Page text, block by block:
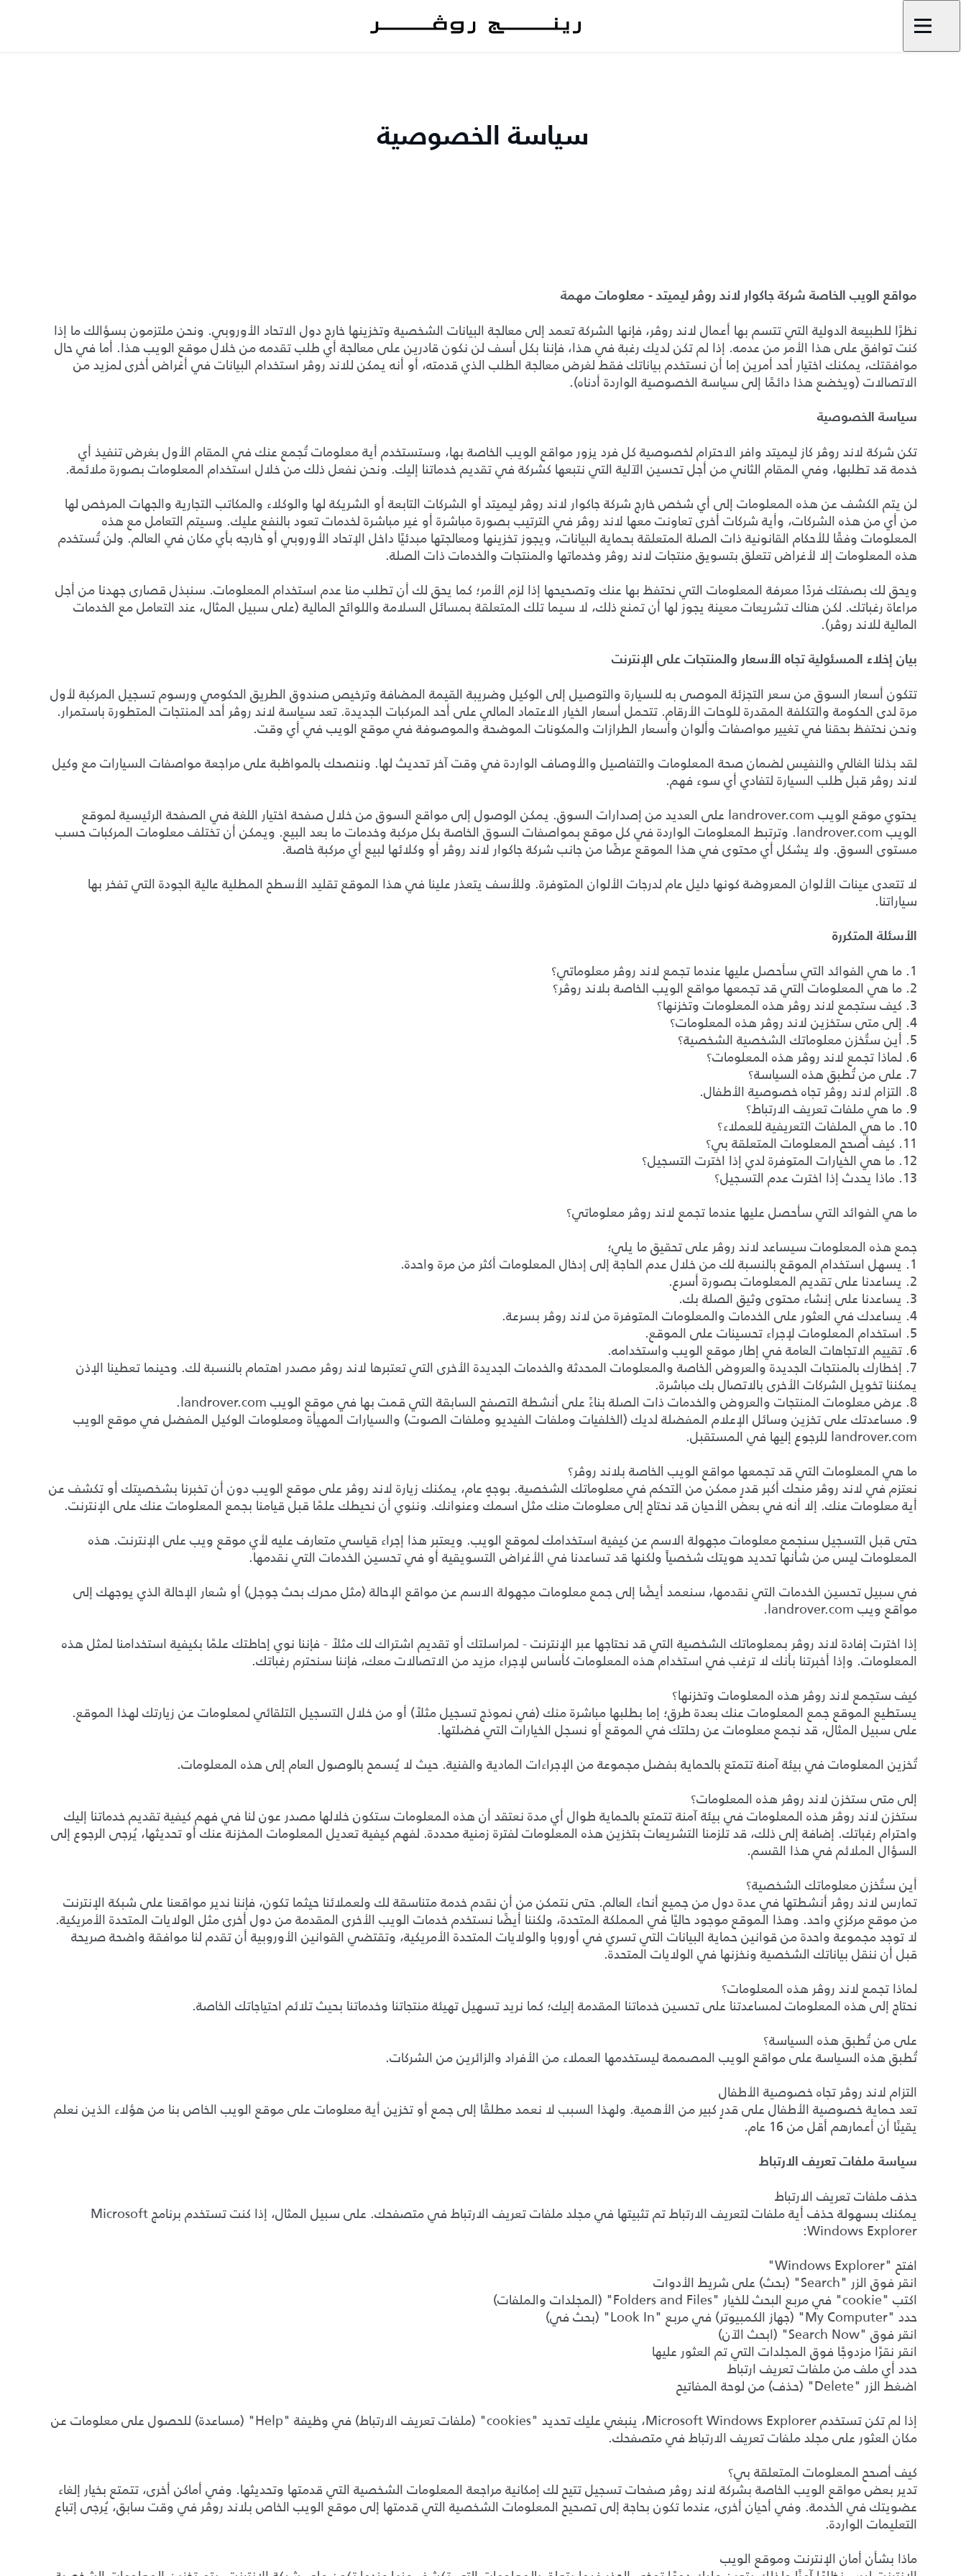
سياسة الخصوصية
مواقع الويب الخاصة شركة جاكوار لاند روڤر ليميتد - معلومات مهمة
نظرًا للطبيعة الدولية التي تتسم بها أعمال لاند روڤر، فإنها الشركة تعمد إلى معالجة البيانات الشخصية وتخزينها خارج دول الاتحاد الأوروبي. ونحن ملتزمون بسؤالك ما إذا
كنت توافق على هذا الأمر من عدمه. إذا لم تكن لديك رغبة في هذا، فإننا بكل أسف لن نكون قادرين على معالجة أي طلب تقدمه من خلال موقع الويب هذا. أما في حال
موافقتك، يمكنك اختيار أحد أمرين إما أن نستخدم بياناتك فقط لغرض معالجة الطلب الذي قدمته، أو أنه يمكن للاند روڤر استخدام البيانات في أغراض أخرى لمزيد من
الاتصالات (ويخضع هذا دائمًا إلى سياسة الخصوصية الواردة أدناه).
سياسة الخصوصية
تكن شركة لاند روڤر كاز ليميتد وافر الاحترام لخصوصية كل فرد يزور مواقع الويب الخاصة بها، وستستخدم أية معلومات تُجمع عنك في المقام الأول بغرض تنفيذ أي
خدمة قد تطلبها، وفي المقام الثاني من أجل تحسين الآلية التي نتبعها كشركة في تقديم خدماتنا إليك. ونحن نفعل ذلك من خلال استخدام المعلومات بصورة ملائمة.
لن يتم الكشف عن هذه المعلومات إلى أي شخص خارج شركة جاكوار لاند روڤر ليميتد أو الشركات التابعة أو الشريكة لها والوكلاء والمكاتب التجارية والجهات المرخص لها
من أي من هذه الشركات، وأية شركات أخرى تعاونت معها لاند روڤر في الترتيب بصورة مباشرة أو غير مباشرة لخدمات تعود بالنفع عليك. وسيتم التعامل مع هذه
المعلومات وفقًا للأحكام القانونية ذات الصلة المتعلقة بحماية البيانات، ويجوز تخزينها ومعالجتها مبدئيًا داخل الإتحاد الأوروبي أو خارجه بأي مكان في العالم. ولن تُستخدم
هذه المعلومات إلا لأغراض تتعلق بتسويق منتجات لاند روڤر وخدماتها والمنتجات والخدمات ذات الصلة.
ويحق لك بصفتك فردًا معرفة المعلومات التي نحتفظ بها عنك وتصحيحها إذا لزم الأمر؛ كما يحق لك أن تطلب منا عدم استخدام المعلومات. سنبذل قصارى جهدنا من أجل
مراعاة رغباتك. لكن هناك تشريعات معينة يجوز لها أن تمنع ذلك، لا سيما تلك المتعلقة بمسائل السلامة واللوائح المالية (على سبيل المثال، عند التعامل مع الخدمات
المالية للاند روڤر).
بيان إخلاء المسئولية تجاه الأسعار والمنتجات على الإنترنت
تتكون أسعار السوق من سعر التجزئة الموصى به للسيارة والتوصيل إلى الوكيل وضريبة القيمة المضافة وترخيص صندوق الطريق الحكومي ورسوم تسجيل المركبة لأول
مرة لدى الحكومة والتكلفة المقدرة للوحات الأرقام. تتحمل أسعار الخيار الاعتماد المالي على أحد المركبات الجديدة. تعد سياسة لاند روڤر أحد المنتجات المتطورة باستمرار.
ونحن نحتفظ بحقنا في تغيير مواصفات وألوان وأسعار الطرازات والمكونات الموضحة والموصوفة في موقع الويب في أي وقت.
لقد بذلنا الغالي والنفيس لضمان صحة المعلومات والتفاصيل والأوصاف الواردة في وقت آخر تحديث لها. وننصحك بالمواظبة على مراجعة مواصفات السيارات مع وكيل
لاند روڤر قبل طلب السيارة لتفادي أي سوء فهم.
يحتوي موقع الويب landrover.com على العديد من إصدارات السوق. يمكن الوصول إلى مواقع السوق من خلال صفحة اختيار اللغة في الصفحة الرئيسية لموقع
الويب landrover.com. وترتبط المعلومات الواردة في كل موقع بمواصفات السوق الخاصة بكل مركبة وخدمات ما بعد البيع. ويمكن أن تختلف معلومات المركبات حسب
مستوى السوق. ولا يشكل أي محتوى في هذا الموقع عرضًا من جانب شركة جاكوار لاند روڤر أو وكلائها لبيع أي مركبة خاصة.
لا تتعدى عينات الألوان المعروضة كونها دليل عام لدرجات الألوان المتوفرة. وللأسف يتعذر علينا في هذا الموقع تقليد الأسطح المطلية عالية الجودة التي تفخر بها
سياراتنا.
الأسئلة المتكررة
1. ما هي الفوائد التي سأحصل عليها عندما تجمع لاند روڤر معلوماتي؟
2. ما هي المعلومات التي قد تجمعها مواقع الويب الخاصة بلاند روڤر؟
3. كيف ستجمع لاند روڤر هذه المعلومات وتخزنها؟
4. إلى متى ستخزين لاند روڤر هذه المعلومات؟
5. أين ستُخزن معلوماتك الشخصية الشخصية؟
6. لماذا تجمع لاند روڤر هذه المعلومات؟
7. على من تُطبق هذه السياسة؟
8. التزام لاند روڤر تجاه خصوصية الأطفال.
9. ما هي ملفات تعريف الارتباط؟
10. ما هي الملفات التعريفية للعملاء؟
11. كيف أصحح المعلومات المتعلقة بي؟
12. ما هي الخيارات المتوفرة لدي إذا اخترت التسجيل؟
13. ماذا يحدث إذا اخترت عدم التسجيل؟
ما هي الفوائد التي سأحصل عليها عندما تجمع لاند روڤر معلوماتي؟
جمع هذه المعلومات سيساعد لاند روڤر على تحقيق ما يلي؛
1. يسهل استخدام الموقع بالنسبة لك من خلال عدم الحاجة إلى إدخال المعلومات أكثر من مرة واحدة.
2. يساعدنا على تقديم المعلومات بصورة أسرع.
3. يساعدنا على إنشاء محتوى وثيق الصلة بك.
4. يساعدك في العثور على الخدمات والمعلومات المتوفرة من لاند روڤر بسرعة.
5. استخدام المعلومات لإجراء تحسينات على الموقع.
6. تقييم الاتجاهات العامة في إطار موقع الويب واستخدامه.
7. إخطارك بالمنتجات الجديدة والعروض الخاصة والمعلومات المحدثة والخدمات الجديدة الأخرى التي تعتبرها لاند روڤر مصدر اهتمام بالنسبة لك. وحينما تعطينا الإذن
يمكننا تخويل الشركات الأخرى بالاتصال بك مباشرة.
8. عرض معلومات المنتجات والعروض والخدمات ذات الصلة بناءً على أنشطة التصفح السابقة التي قمت بها في موقع الويب landrover.com.
9. مساعدتك على تخزين وسائل الإعلام المفضلة لديك (الخلفيات وملفات الفيديو وملفات الصوت) والسيارات المهيأة ومعلومات الوكيل المفضل في موقع الويب
landrover.com للرجوع إليها في المستقبل.
ما هي المعلومات التي قد تجمعها مواقع الويب الخاصة بلاند روڤر؟
نعتزم في لاند روڤر منحك أكبر قدرٍ ممكن من التحكم في معلوماتك الشخصية. بوجهٍ عام، يمكنك زيارة لاند روڤر على موقع الويب دون أن تخبرنا بشخصيتك أو تكشف عن
أية معلومات عنك. إلا أنه في بعض الأحيان قد نحتاج إلى معلومات منك مثل اسمك وعنوانك. وننوي أن نحيطك علمًا قبل قيامنا بجمع المعلومات عنك على الإنترنت.
حتى قبل التسجيل سنجمع معلومات مجهولة الاسم عن كيفية استخدامك لموقع الويب. ويعتبر هذا إجراء قياسي متعارف عليه لأي موقع ويب على الإنترنت. هذه
المعلومات ليس من شأنها تحديد هويتك شخصياً ولكنها قد تساعدنا في الأغراض التسويقية أو في تحسين الخدمات التي نقدمها.
في سبيل تحسين الخدمات التي نقدمها، سنعمد أيضًا إلى جمع معلومات مجهولة الاسم عن مواقع الإحالة (مثل محرك بحث جوجل) أو شعار الإحالة الذي يوجهك إلى
مواقع ويب landrover.com.
إذا اخترت إفادة لاند روڤر بمعلوماتك الشخصية التي قد نحتاجها عبر الإنترنت - لمراسلتك أو تقديم اشتراك لك مثلاً - فإننا نوي إحاطتك علمًا بكيفية استخدامنا لمثل هذه
المعلومات. وإذا أخبرتنا بأنك لا ترغب في استخدام هذه المعلومات كأساس لإجراء مزيد من الاتصالات معك، فإننا سنحترم رغباتك.
كيف ستجمع لاند روڤر هذه المعلومات وتخزنها؟
يستطيع الموقع جمع المعلومات عنك بعدة طرق؛ إما بطلبها مباشرة منك (في نموذج تسجيل مثلاً) أو من خلال التسجيل التلقائي لمعلومات عن زيارتك لهذا الموقع.
على سبيل المثال، قد نجمع معلومات عن رحلتك في الموقع أو نسجل الخيارات التي فضلتها.
تُخزين المعلومات في بيئة آمنة تتمتع بالحماية بفضل مجموعة من الإجراءات المادية والفنية. حيث لا يُسمح بالوصول العام إلى هذه المعلومات.
إلى متى ستخزن لاند روڤر هذه المعلومات؟
ستخزن لاند روڤر هذه المعلومات في بيئة آمنة تتمتع بالحماية طوال أي مدة نعتقد أن هذه المعلومات ستكون خلالها مصدر عون لنا في فهم كيفية تقديم خدماتنا إليك
واحترام رغباتك. إضافة إلى ذلك، قد تلزمنا التشريعات بتخزين هذه المعلومات لفترة زمنية محددة. لفهم كيفية تعديل المعلومات المخزنة عنك أو تحديثها، يُرجى الرجوع إلى
السؤال الملائم في هذا القسم.
أين ستُخزن معلوماتك الشخصية؟
تمارس لاند روڤر أنشطتها في عدة دول من جميع أنحاء العالم. حتى نتمكن من أن نقدم خدمة متناسقة لك ولعملائنا حيثما تكون، فإننا ندير مواقعنا على شبكة الإنترنت
من موقع مركزي واحد. وهذا الموقع موجود حاليًا في المملكة المتحدة، ولكننا أيضًا نستخدم خدمات الويب الأخرى المقدمة من دول أخرى مثل الولايات المتحدة الأمريكية.
لا توجد مجموعة واحدة من قوانين حماية البيانات التي تسري في أوروبا والولايات المتحدة الأمريكية، وتقتضي القوانين الأوروبية أن تقدم لنا موافقة واضحة صريحة
قبل أن ننقل بياناتك الشخصية ونخزنها في الولايات المتحدة.
لماذا تجمع لاند روڤر هذه المعلومات؟
نحتاج إلى هذه المعلومات لمساعدتنا على تحسين خدماتنا المقدمة إليك؛ كما نريد تسهيل تهيئة منتجاتنا وخدماتنا بحيث تلائم احتياجاتك الخاصة.
على من تُطبق هذه السياسة؟
تُطبق هذه السياسة على مواقع الويب المصممة ليستخدمها العملاء من الأفراد والزائرين من الشركات.
التزام لاند روڤر تجاه خصوصية الأطفال
تعد حماية خصوصية الأطفال على قدرٍ كبير من الأهمية. ولهذا السبب لا نعمد مطلقًا إلى جمع أو تخزين أية معلومات على موقع الويب الخاص بنا من هؤلاء الذين نعلم
يقينًا أن أعمارهم أقل من 16 عام.
سياسة ملفات تعريف الارتباط
حذف ملفات تعريف الارتباط
يمكنك بسهولة حذف أية ملفات لتعريف الارتباط تم تثبيتها في مجلد ملفات تعريف الارتباط في متصفحك. على سبيل المثال، إذا كنت تستخدم برنامج Microsoft
Windows Explorer:
افتح "Windows Explorer"
انقر فوق الزر "Search" (بحث) على شريط الأدوات
اكتب "cookie" في مربع البحث للخيار "Folders and Files" (المجلدات والملفات)
حدد "My Computer" (جهاز الكمبيوتر) في مربع "Look In" (بحث في)
انقر فوق "Search Now" (ابحث الآن)
انقر نقرًا مزدوجًا فوق المجلدات التي تم العثور عليها
حدد أي ملف من ملفات تعريف ارتباط
اضغط الزر "Delete" (حذف) من لوحة المفاتيح
إذا لم تكن تستخدم Microsoft Windows Explorer، ينبغي عليك تحديد "cookies" (ملفات تعريف الارتباط) في وظيفة "Help" (مساعدة) للحصول على معلومات عن
مكان العثور على مجلد ملفات تعريف الارتباط في متصفحك.
كيف أصحح المعلومات المتعلقة بي؟
تدير بعض مواقع الويب الخاصة بشركة لاند روڤر صفحات تسجيل تتيح لك إمكانية مراجعة المعلومات الشخصية التي قدمتها وتحديثها. وفي أماكن أخرى، تتمتع بخيار إلغاء
عضويتك في الخدمة. وفي أحيان أخرى، عندما تكون بحاجة إلى تصحيح المعلومات الشخصية التي قدمتها إلى موقع الويب الخاص بلاند روڤر في وقت سابق، يُرجى إتباع
التعليمات الواردة.
ماذا بشأن أمان الإنترنت وموقع الويب